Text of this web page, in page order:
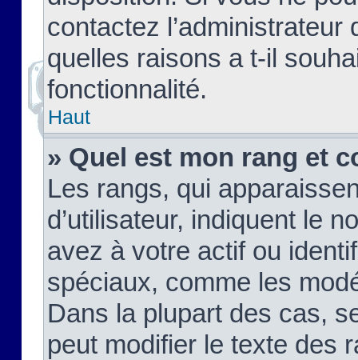
contactez
quelles raisons a t-il
fonctionnalité.
Haut
» Quel est mon rang et
Les rangs, qui
d’utilisateur, indiquent le
avez à votre actif ou
spéciaux, comme les
Dans la plupart des cas,
peut modifier le texte des